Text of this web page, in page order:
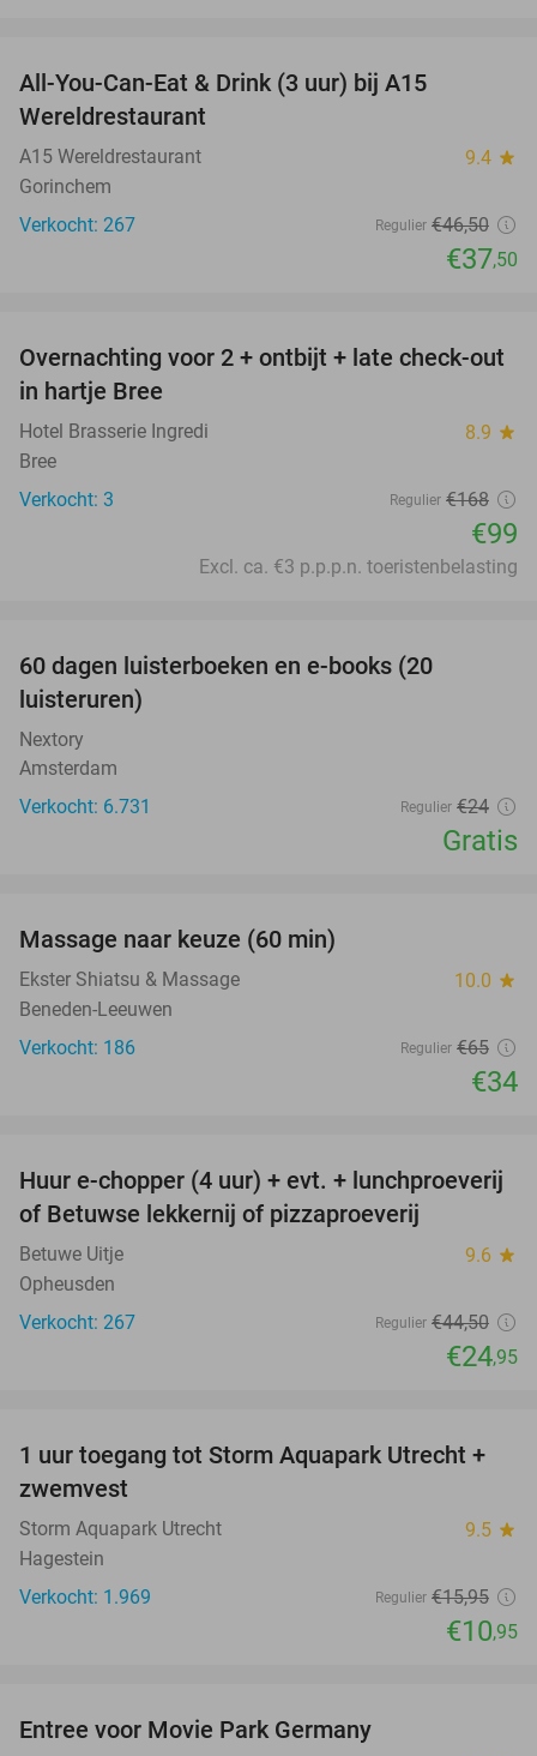
All-You-Can-Eat & Drink (3 uur) bij A15
Wereldrestaurant
A15 Wereldrestaurant 9.4 star
Gorinchem
Verkocht: 267
Regulier €46,50
€37,50
41%
TODAY
Overnachting voor 2 + ontbijt + late check-out
in hartje Bree
Hotel Brasserie Ingredi 8.9 star
Bree
Verkocht: 3
Regulier €168
€99
Excl. ca. €3 p.p.p.n. toeristenbelasting
60 dagen luisterboeken en e-books (20
luisteruren)
Nextory
Amsterdam
Verkocht: 6.731
Regulier €24
Gratis
Massage naar keuze (60 min)
Ekster Shiatsu & Massage 10.0 star
Beneden-Leeuwen
Verkocht: 186
Regulier €65
€34
44%
Huur e-chopper (4 uur) + evt. + lunchproeverij
of Betuwse lekkernij of pizzaproeverij
Betuwe Uitje 9.6 star
Opheusden
Verkocht: 267
Regulier €44,50
€24,95
31%
1 uur toegang tot Storm Aquapark Utrecht +
zwemvest
Storm Aquapark Utrecht 9.5 star
Hagestein
Verkocht: 1.969
Regulier €15,95
€10,95
Entree voor Movie Park Germany